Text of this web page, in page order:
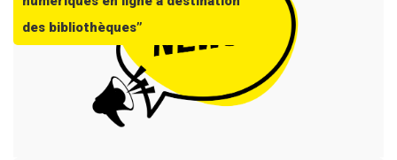
des bibliothèques”